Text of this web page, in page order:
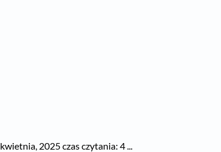
2025 czas czytania: 4 ...